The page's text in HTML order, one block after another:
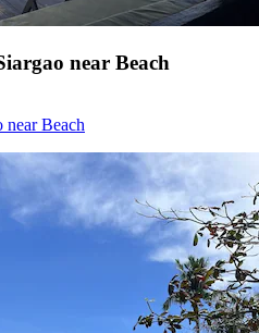
near Beach
near Beach